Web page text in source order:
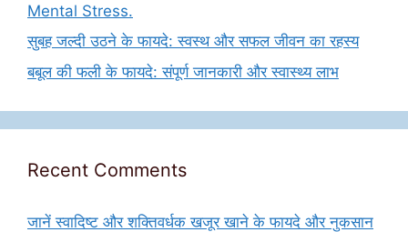
Mental Stress.
सुबह जल्दी उठने के फायदे: स्वस्थ और सफल जीवन का रहस्य
बबूल की फली के फायदे: संपूर्ण जानकारी और स्वास्थ्य लाभ
Recent Comments
जानें स्वादिष्ट और शक्तिवर्धक खजूर खाने के फायदे और नुकसान